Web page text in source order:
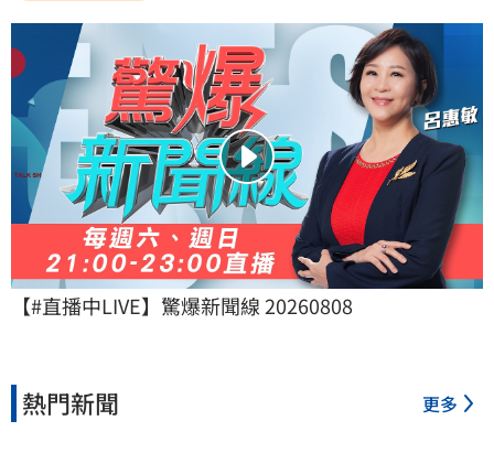
【#直播中LIVE】驚爆新聞線 20260808
熱門新聞 更多